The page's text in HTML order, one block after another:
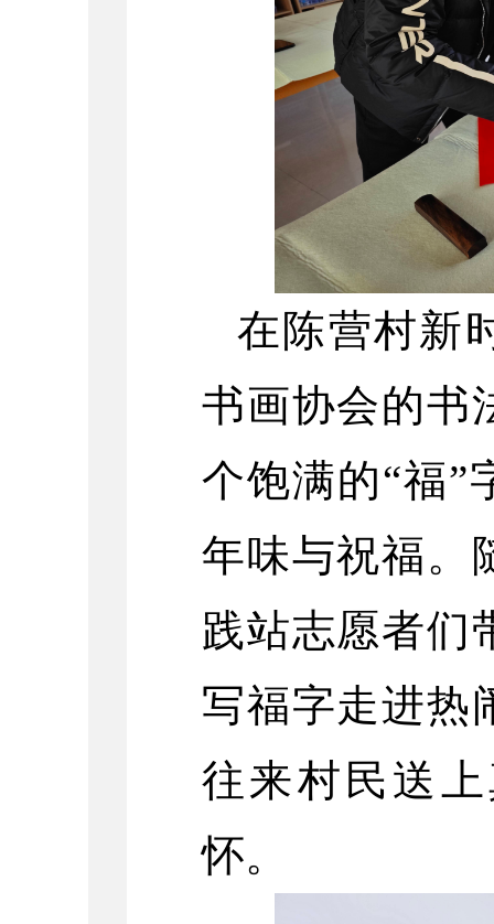
在陈营村新
书画协会的书
个饱满的“福”
年味与祝福。
践站志愿者们
写福字走进热
往来村民送
怀。